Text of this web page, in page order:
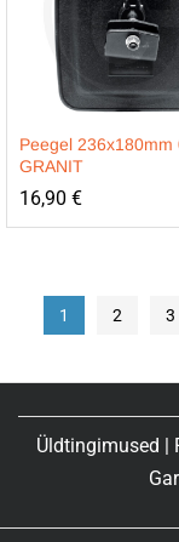
Peegel 236x180mm
GRANIT
16,90 €
1 2 3
Üldtingimused